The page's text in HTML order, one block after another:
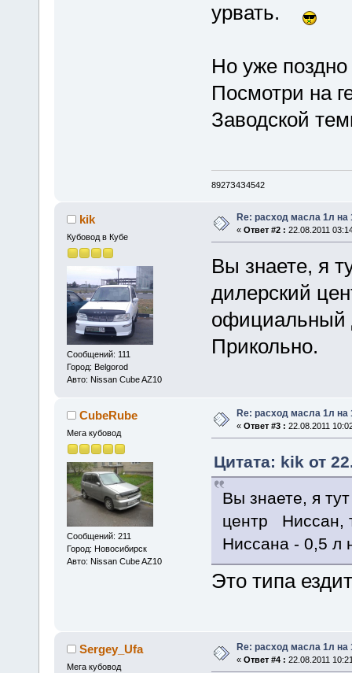
урвать.
Но уже
Посмотри на
Заводской
8927З4З4542
kik
Кубовод в Кубе
Сообщений: 111
Город: Belgorod
Авто: Nissan Cube AZ10
Re: расход масла 1л на
« Ответ #2 : 22.08.2011
Вы знаете, я
дилерский
официальный
Прикольно.
CubeRube
Мега кубовод
Сообщений: 211
Город: Новосибирск
Авто: Nissan Cube AZ10
Re: расход масла 1л на
« Ответ #3 : 22.08.2011
Цитата: kik от
Вы знаете, я
центр Ниссан,
Ниссана - 0,5 л
Это типа
Sergey_Ufa
Мега кубовод
Re: расход масла 1л на
« Ответ #4 : 22.08.2011